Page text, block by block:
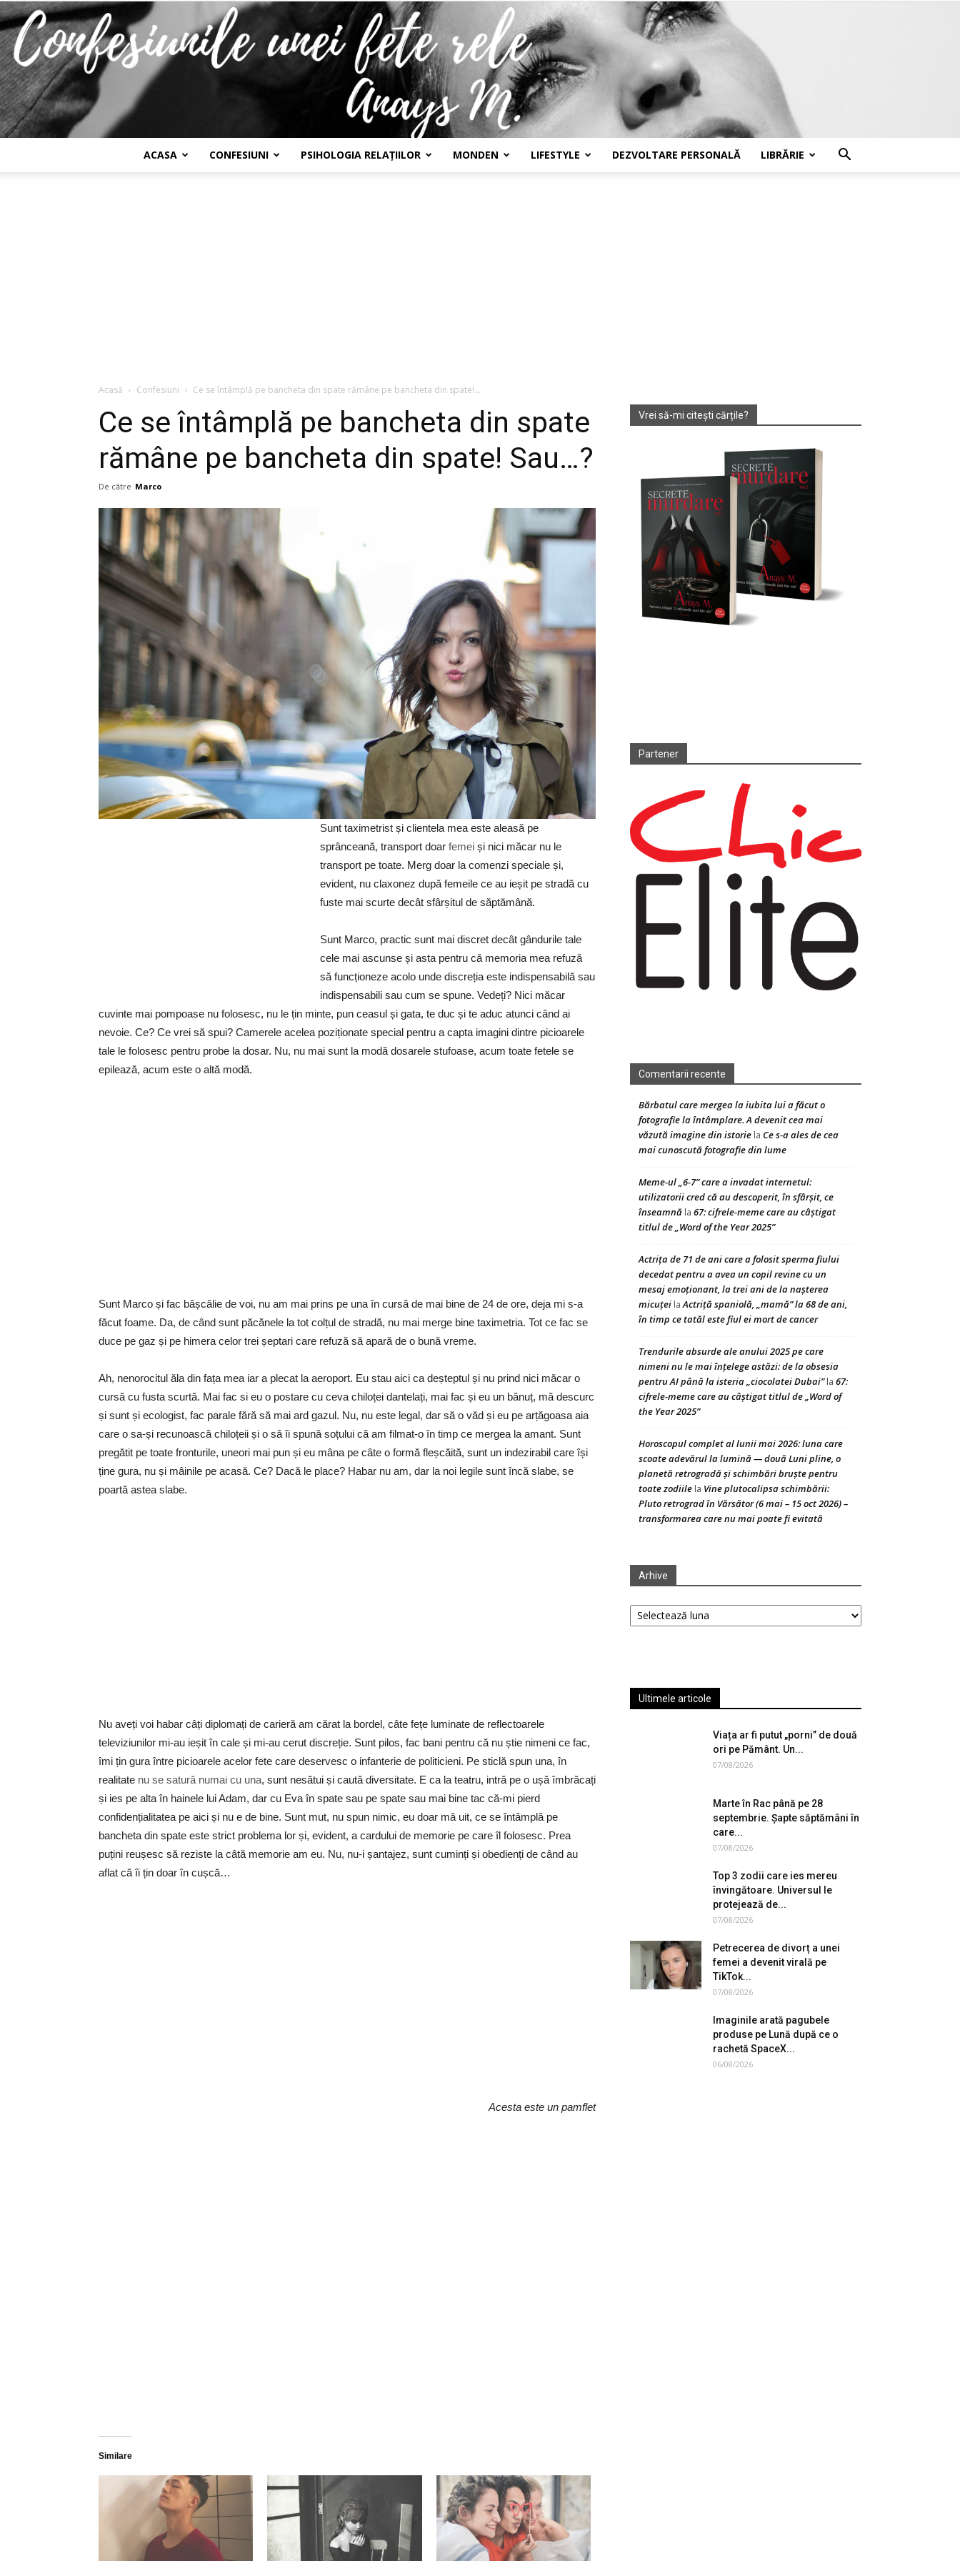
rele
ACASA CONFESIUNI PSIHOLOGIA RELAȚIILOR MONDEN LIFESTYLE DEZVOLTARE PERSONALĂ LIBRĂRIE
Acasă Confesiuni Ce se întâmplă pe bancheta din spate rămâne pe bancheta din spate!...
Ce se întâmplă pe bancheta din spate
rămâne pe bancheta din spate! Sau…?
De către Marco
Sunt taximetrist și clientela mea este aleasă pe
sprânceană, transport doar femei și nici măcar nu le
transport pe toate. Merg doar la comenzi speciale și,
evident, nu claxonez după femeile ce au ieșit pe stradă cu
fuste mai scurte decât sfârșitul de săptămână.
Sunt Marco, practic sunt mai discret decât gândurile tale
cele mai ascunse și asta pentru că memoria mea refuză
să funcționeze acolo unde discreția este indispensabilă sau
indispensabili sau cum se spune. Vedeți? Nici măcar
cuvinte mai pompoase nu folosesc, nu le țin minte, pun ceasul și gata, te duc și te aduc atunci când ai
nevoie. Ce? Ce vrei să spui? Camerele acelea poziționate special pentru a capta imagini dintre picioarele
tale le folosesc pentru probe la dosar. Nu, nu mai sunt la modă dosarele stufoase, acum toate fetele se
epilează, acum este o altă modă.
Sunt Marco și fac bășcălie de voi, nu am mai prins pe una în cursă de mai bine de 24 de ore, deja mi s-a
făcut foame. Da, de când sunt păcănele la tot colțul de stradă, nu mai merge bine taximetria. Tot ce fac se
duce pe gaz și pe himera celor trei șeptari care refuză să apară de o bună vreme.
Ah, nenorocitul ăla din fața mea iar a plecat la aeroport. Eu stau aici ca deșteptul și nu prind nici măcar o
cursă cu fusta scurtă. Mai fac si eu o postare cu ceva chiloței dantelați, mai fac și eu un bănuț, mă descurc
și sunt și ecologist, fac parale fără să mai ard gazul. Nu, nu este legal, dar să o văd și eu pe arțăgoasa aia
care o sa-și recunoască chiloțeii și o să îi spună soțului că am filmat-o în timp ce mergea la amant. Sunt
pregătit pe toate fronturile, uneori mai pun și eu mâna pe câte o formă fleșcăită, sunt un indezirabil care își
ține gura, nu și mâinile pe acasă. Ce? Dacă le place? Habar nu am, dar la noi legile sunt încă slabe, se
poartă astea slabe.
Nu aveți voi habar câți diplomați de carieră am cărat la bordel, câte fețe luminate de reflectoarele
televiziunilor mi-au ieșit în cale și mi-au cerut discreție. Sunt pilos, fac bani pentru că nu știe nimeni ce fac,
îmi țin gura între picioarele acelor fete care deservesc o infanterie de politicieni. Pe sticlă spun una, în
realitate nu se satură numai cu una, sunt nesătui și caută diversitate. E ca la teatru, intră pe o ușă îmbrăcați
și ies pe alta în hainele lui Adam, dar cu Eva în spate sau pe spate sau mai bine tac că-mi pierd
confidențialitatea pe aici și nu e de bine. Sunt mut, nu spun nimic, eu doar mă uit, ce se întâmplă pe
bancheta din spate este strict problema lor și, evident, a cardului de memorie pe care îl folosesc. Prea
puțini reușesc să reziste la câtă memorie am eu. Nu, nu-i șantajez, sunt cuminți și obedienți de când au
aflat că îi țin doar în cușcă…
Acesta este un pamflet
Similare
Vrei să-mi citești cărțile?
Partener
Comentarii recente
Bărbatul care mergea la iubita lui a făcut o
fotografie la întâmplare. A devenit cea mai
văzută imagine din istorie la Ce s-a ales de cea
mai cunoscută fotografie din lume
Meme-ul „6-7” care a invadat internetul:
utilizatorii cred că au descoperit, în sfârșit, ce
înseamnă la 67: cifrele-meme care au câștigat
titlul de „Word of the Year 2025”
Actrița de 71 de ani care a folosit sperma fiului
decedat pentru a avea un copil revine cu un
mesaj emoționant, la trei ani de la nașterea
micuței laActriță spaniolă, „mamă” la 68 de ani,
în timp ce tatăl este fiul ei mort de cancer
Trendurile absurde ale anului 2025 pe care
nimeni nu le mai înțelege astăzi: de la obsesia
pentru AI până la isteria „ciocolatei Dubai”la 67:
cifrele-meme care au câștigat titlul de „Word of
the Year 2025”
Horoscopul complet al lunii mai 2026: luna care
scoate adevărul la lumină — două Luni pline, o
planetă retrogradă și schimbări bruște pentru
toate zodiile la Vine plutocalipsa schimbării:
Pluto retrograd în Vărsător (6 mai – 15 oct 2026) –
transformarea care nu mai poate fi evitată
Arhive
Arhive
Ultimele articole
Viața ar fi putut „porni” de două
ori pe Pământ. Un...
07/08/2026
Marte în Rac până pe 28
septembrie. Șapte săptămâni în
care...
07/08/2026
Top 3 zodii care ies mereu
învingătoare. Universul le
protejează de...
07/08/2026
Petrecerea de divorț a unei
femei a devenit virală pe
TikTok...
07/08/2026
Imaginile arată pagubele
produse pe Lună după ce o
rachetă SpaceX...
06/08/2026